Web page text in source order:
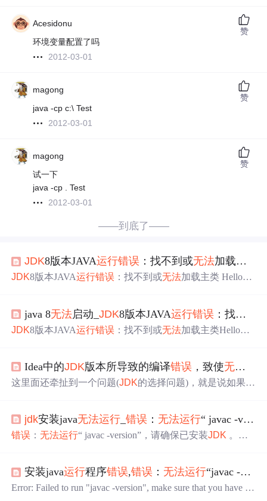
Acesidonu
环境变量配置了吗
2012-03-01
赞
magong
java -cp c:\ Test
2012-03-01
赞
magong
试一下
java -cp . Test
2012-03-01
赞
——到底了——
JDK8版本JAVA运行错误 ：找不到或无法加载主类 HelloJava的原因及解决方案
JDK8版本JAVA运行错误 ：找不到或无法加载主类 HelloJav
方案注： 一、错误描述 1、安装jdk1.8 2、配置path变
量：E:\Program Files\Java\ jdk1.8.0_211\bin 3...
java 8无法启动_JDK8版本JAVA运行错误 ：找不到或
JDK8版本JAVA运行错误 ：找不到或无法加载主类HelloWo
决方案一.安装 jdk，配置环境安装jdk1.8配置Java_HOME:
C:\Program Files\Java\jdk1.8.0_201配置path变量：%JAVA_H
Idea中的JDK版本所导致的编译错误 ，致使无法
这里面还牵扯到一个问题(JDK的选择问题)，就是说如果你
dk 用11的话就会老是报错，肯定可以用其他办法，但是我
没有找到，如果大家在特别需要高版本的JDK的时候，再
虽然在功能上较弱，但是却与很多的软件都能够很好的兼
容，这就是版本不同所带来的不同差异吧！等级保持一
jdk安装java无法运行 _错误 ： 无法运行“ javac -version”，请确保您已安装
错误 ：无法运行“ javac -version”，请确保已安装JDK 。您
ram Files \ Java \jdk1.8.0_152;[错误] 运行cordova运行android
时发生错误 (退出代码1)My JAV...
安装java运行程序错误,错误 ： 无法运行“javac -version”，请确保已安装
Error: Failed to run "javac -version", make sure that you have a